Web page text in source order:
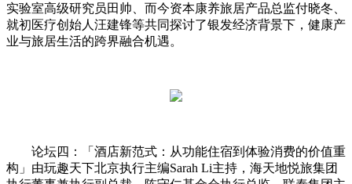
实验室高级研究员田帅、而今资本康养旅居产品总监付晓冬、
就初医疗创始人汪建锋等共同探讨了银发经济背景下，健康产
业与旅居生活的跨界融合机遇。
论坛四：「酒店新范式：从功能住宿到体验消费的价值重
构」由玩趣天下北京执行主编Sarah Li主持，海天地悦旅集团